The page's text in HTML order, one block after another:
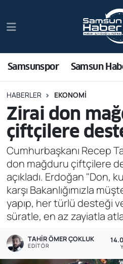
Samsunspor Samsun
HABERLER EKONOMI
Zirai don
çiftçilere
Cumhurbaşkanı Recep
don mağduru çiftçilere
açıkladı. Erdoğan "Don,
karşı Bakanlığımızla
yapıp, her türlü desteği
süratle, en az zayiatla
TAHIR ÖMER ÇOKLUK
EDITÖR
Samsun Haber
Sağlık
Asayiş
Bilim ve Teknoloji
Bölge
Dünya
Ekonomi
Genel
Trafik Durumu
Süper Lig Puan Durumu
Tüm Manşetler
Son Dakika Haberleri
Haber Arşivi